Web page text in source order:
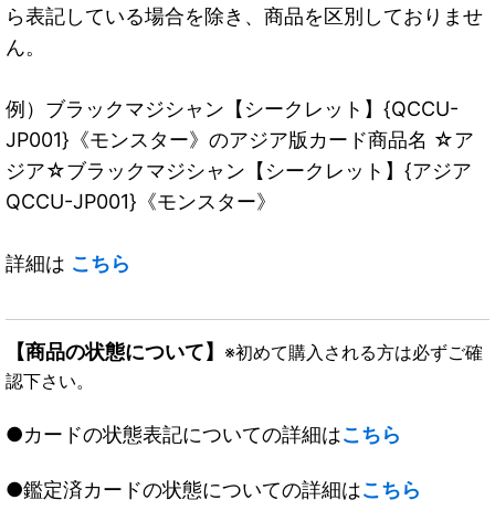
ら表記している場合を除き、商品を区別しておりませ
ん。
例）ブラックマジシャン【シークレット】{QCCU-
JP001}《モンスター》のアジア版カード商品名 ☆ア
ジア☆ブラックマジシャン【シークレット】{アジア
QCCU-JP001}《モンスター》
詳細は こちら
【商品の状態について】 ※初めて購入される方は必ずご確
認下さい。
●カードの状態表記についての詳細はこちら
●鑑定済カードの状態についての詳細はこちら